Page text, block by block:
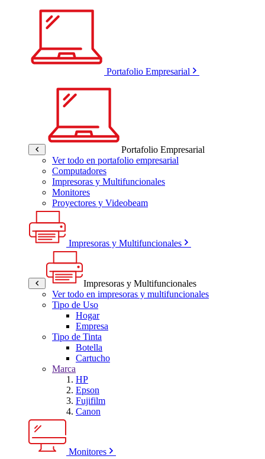
Portafolio Empresarial
Portafolio Empresarial
Ver todo en portafolio empresarial
Computadores
Impresoras y Multifuncionales
Monitores
Proyectores y Videobeam
Impresoras y Multifuncionales
Impresoras y Multifuncionales
Ver todo en impresoras y multifuncionales
Tipo de Uso
Hogar
Empresa
Tipo de Tinta
Botella
Cartucho
Marca
HP
Epson
Fujifilm
Canon
Monitores